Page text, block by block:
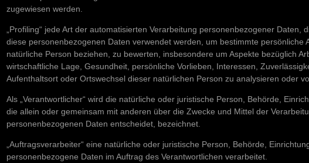
zugewiesen werden.
„Profiling“ jede Art der automatisierten Verarbeitung personenbezogener Daten,
diese personenbezogenen Daten verwendet werden, um bestimmte persönliche
natürliche Person beziehen, zu bewerten, insbesondere um Aspekte bezüglich
wirtschaftliche Lage, Gesundheit, persönliche Vorlieben, Interessen,
Aufenthaltsort oder Ortswechsel dieser natürlichen Person zu analysieren oder
Als „Verantwortlicher“ wird die natürliche oder juristische Person, Behörde,
die allein oder gemeinsam mit anderen über die Zwecke und Mittel der
personenbezogenen Daten entscheidet, bezeichnet.
„Auftragsverarbeiter“ eine natürliche oder juristische Person, Behörde,
personenbezogene Daten im Auftrag des Verantwortlichen verarbeitet.